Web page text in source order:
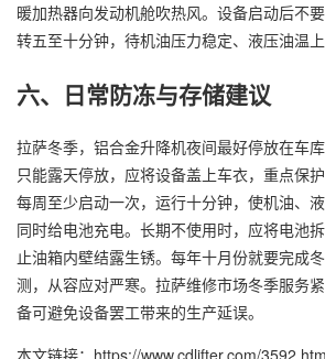
暖加热器向发动机舱吹热风。设备启动后不
转五至十分钟，待机油压力稳定、液压油温上
六、日常防冻与存储建议
拉萨冬季，铝合金升降机夜间最好停放在车
只能露天停放，应将设备盖上车衣，重点保
每周至少启动一次，运行十分钟，使机油、液
同时给电池充电。长期不使用时，应将电池
止油箱内壁结露生锈。每年十月份就要完成
测，从容应对严寒。拉萨维修市场冬季服务
备可避免设备罢工带来的生产延误。